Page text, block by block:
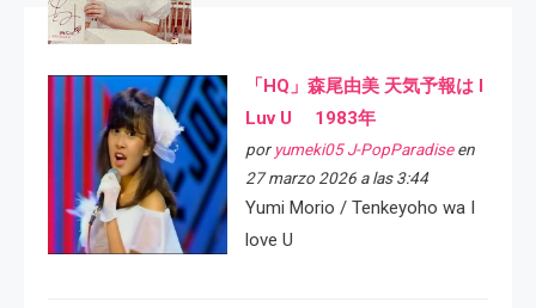
「HQ」森尾由美 天気予報は I
Luv U 1983年
por yumeki05 J-PopParadiseen
27 marzo 2026 a las 3:44
Yumi Morio / Tenkeyoho wa I
love U